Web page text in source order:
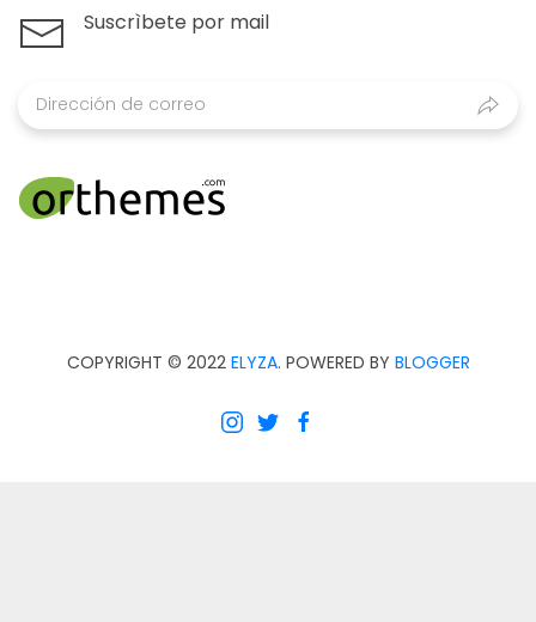
Suscrìbete por mail
COPYRIGHT © 2022 ELYZA. POWERED BY BLOGGER